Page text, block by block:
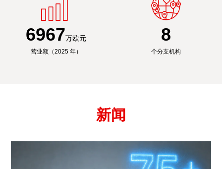
6991万欧元
营业额（2025 年）
8
个分支机构
新闻